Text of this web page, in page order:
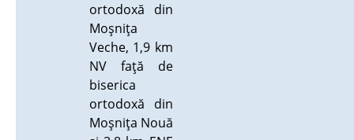
ortodoxă din
Moşniţa
Veche, 1,9 km
NV faţă de
biserica
ortodoxă din
Moşniţa Nouă